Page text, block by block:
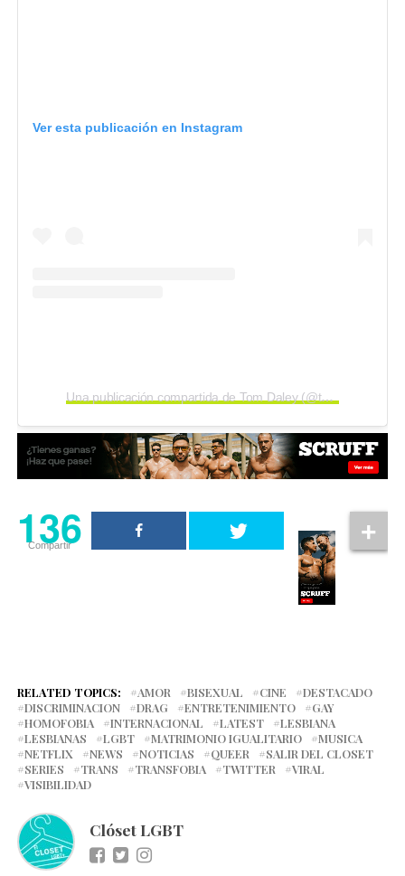
Ver esta publicación en Instagram
Una publicación compartida de Tom Daley (@tomdaley)
136
Compartir
RELATED TOPICS: AMOR BISEXUAL CINE
DESTACADO
DISCRIMINACION
DRAG ENTRETENIMIENTO
GAY
HOMOFOBIA
INTERNACIONAL LATEST
LESBIANA
LESBIANAS
LGBT MATRIMONIO IGUALITARIO
MUSICA
NETFLIX
NEWS NOTICIAS QUEER
SALIR DEL CLOSET
SERIES
TRANS TRANSFOBIA TWITTER
VIRAL
VISIBILIDAD
Clóset LGBT